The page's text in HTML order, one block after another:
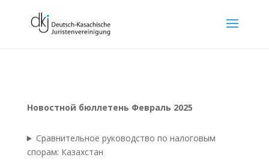
Новостной бюллетень Февраль 2025
Сравнительное руководство по налоговым
спорам: Казахстан